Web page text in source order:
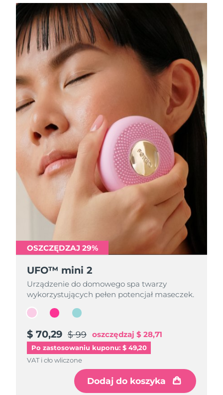
OSZCZĘDZAJ 29%
UFO™ mini 2
Urządzenie do domowego spa twarzy
wykorzystujących pełen potencjał maseczek.
$ 70,29 $ 99 oszczędzaj $ 28,71
Po zastosowaniu kuponu: $ 49,20
VAT i cło wliczone
Dodaj do koszyka
OSZCZĘDZAJ 29%
UFO™ mini 2
Urządzenie do domowego spa twarzy
wykorzystujących pełen potencjał maseczek.
$ 70,29 $ 99 oszczędzaj $ 28,71
VAT i cło wliczone
Dodaj do koszyka
OSZCZĘDZAJ 29%
UFO™ mini 2
Urządzenie do domowego spa twarzy
wykorzystujących pełen potencjał maseczek.
$ 70,29 $ 99 oszczędzaj $ 28,71
VAT i cło wliczone
Dodaj do koszyka